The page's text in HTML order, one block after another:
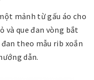
mảnh từ gấu áo cho
và que đan vòng bắt
theo mẫu rib xoắn
dẫn.